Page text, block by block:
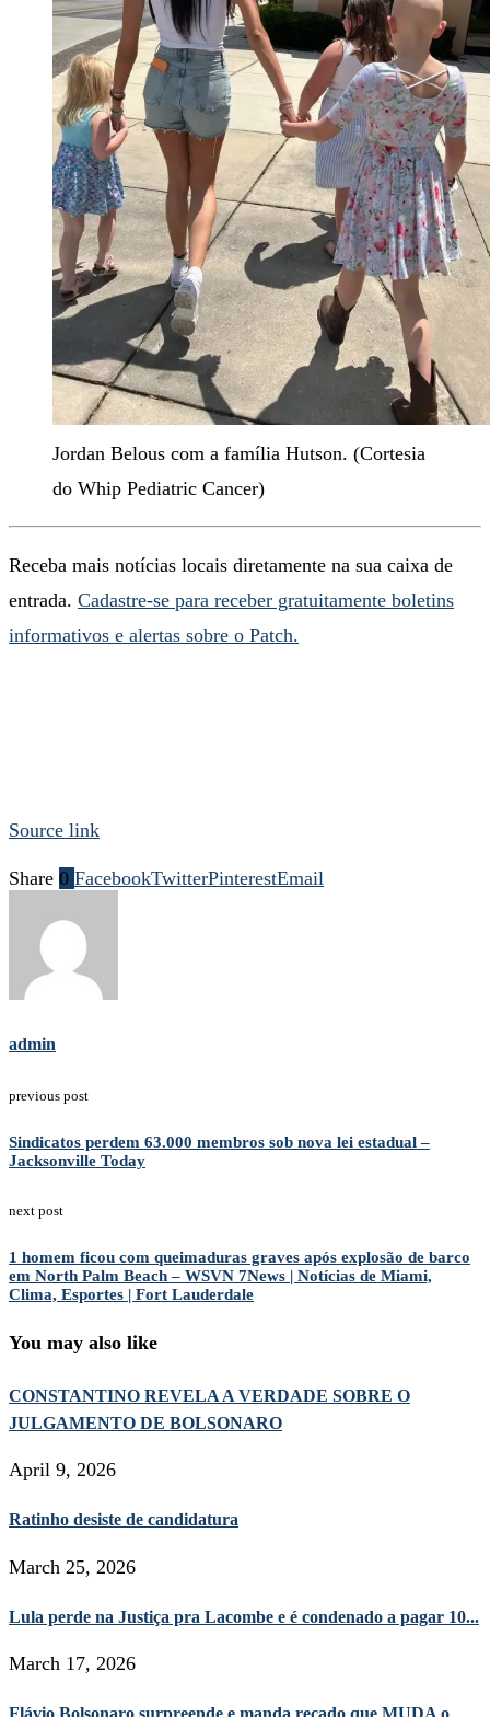
Jordan Belous com a família Hutson. (Cortesia
do Whip Pediatric Cancer)
Receba mais notícias locais diretamente na sua caixa de
entrada. Cadastre-se para receber gratuitamente boletins
informativos e alertas sobre o Patch.
Source link
Share 0 FacebookTwitterPinterestEmail
admin
previous post
Sindicatos perdem 63.000 membros sob nova lei estadual –
Jacksonville Today
next post
1 homem ficou com queimaduras graves após explosão de barco
em North Palm Beach – WSVN 7News | Notícias de Miami,
Clima, Esportes | Fort Lauderdale
You may also like
CONSTANTINO REVELA A VERDADE SOBRE O
JULGAMENTO DE BOLSONARO
April 9, 2026
Ratinho desiste de candidatura
March 25, 2026
Lula perde na Justiça pra Lacombe e é condenado a pagar 10...
March 17, 2026
Flávio Bolsonaro surpreende e manda recado que MUDA o